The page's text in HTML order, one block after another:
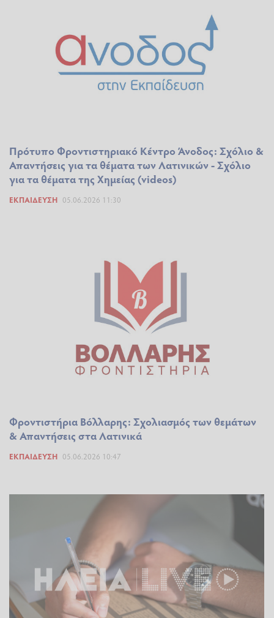
Πρότυπο Φροντιστηριακό Κέντρο Άνοδος: Σχόλιο &
Απαντήσεις για τα θέματα των Λατινικών - Σχόλιο
για τα θέματα της Χημείας (videos)
ΕΚΠΑΊΔΕΥΣΗ 05.06.2026 11:30
Φροντιστήρια Βόλλαρης: Σχολιασμός των θεμάτων
& Απαντήσεις στα Λατινικά
ΕΚΠΑΊΔΕΥΣΗ 05.06.2026 10:47